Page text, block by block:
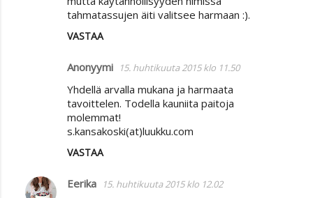
tahmatassujen äiti valitsee harmaan :).
VASTAA
Anonyymi 15. huhtikuuta 2015 klo 11.50
Yhdellä arvalla mukana ja harmaata
tavoittelen. Todella kauniita paitoja
molemmat!
s.kansakoski(at)luukku.com
VASTAA
Eerika 15. huhtikuuta 2015 klo 12.02